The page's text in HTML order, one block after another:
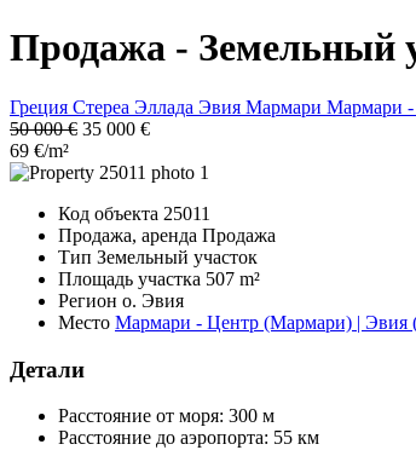
Продажа - Земельный
Греция Стереа Эллада Эвия Мармари Мармари
50 000 € 35 000 €
69 €/m²
Код объекта 25011
Продажа, аренда Продажа
Тип Земельный участок
Площадь участка 507 m²
Регион о. Эвия
Место Мармари - Центр (Мармари) | Эвия
Детали
Расстояние от моря: 300 м
Расстояние до аэропорта: 55 км